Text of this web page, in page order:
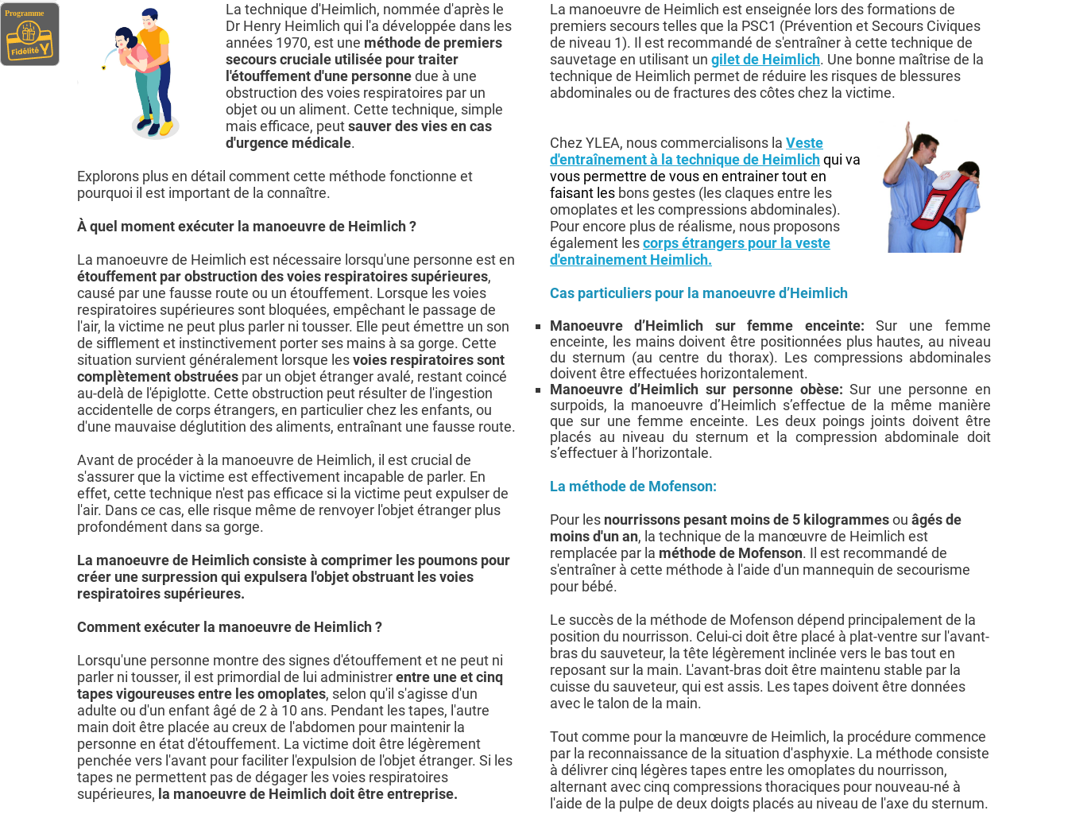
La technique d'Heimlich, nommée d'après le
Dr Henry Heimlich qui l'a développée dans les
années 1970, est une méthode de premiers
secours cruciale utilisée pour traiter
l'étouffement d'une personnedue à une
obstruction des voies respiratoires par un
objet ou un aliment. Cette technique, simple
mais efficace, peutsauver des vies en cas
d'urgence médicale.
Explorons plus en détail comment cette méthode fonctionne et
pourquoi il est important de la connaître.
À quel moment exécuter la manoeuvre de Heimlich ?
La manoeuvre de Heimlich est nécessaire lorsqu'une personne est en
étouffement par obstruction des voies respiratoires supérieures,
causé par une fausse route ou un étouffement. Lorsque les voies
respiratoires supérieures sont bloquées, empêchant le passage de
l'air, la victime ne peut plus parler ni tousser. Elle peut émettre un son
de sifflement et instinctivement porter ses mains à sa gorge. Cette
situation survient généralement lorsque lesvoies respiratoires sont
complètement obstruées par un objet étranger avalé, restant coincé
au-delà de l'épiglotte. Cette obstruction peut résulter de l'ingestion
accidentelle de corps étrangers, en particulier chez les enfants, ou
d'une mauvaise déglutition des aliments, entraînant une fausse route.
Avant de procéder à la manoeuvre de Heimlich, il est crucial de
s'assurer que la victime est effectivement incapable de parler. En
effet, cette technique n'est pas efficace si la victime peut expulser de
l'air. Dans ce cas, elle risque même de renvoyer l'objet étranger plus
profondément dans sa gorge.
La manoeuvre de Heimlich consiste à comprimer les poumons pour
créer une surpression qui expulsera l'objet obstruant les voies
respiratoires supérieures.
Comment exécuter la manoeuvre de Heimlich ?
Lorsqu'une personne montre des signes d'étouffement et ne peut ni
parler ni tousser, il est primordial de lui administrerentre une et cinq
tapes vigoureuses entre les omoplates, selon qu'il s'agisse d'un
adulte ou d'un enfant âgé de 2 à 10 ans. Pendant les tapes, l'autre
main doit être placée au creux de l'abdomen pour maintenir la
personne en état d'étouffement. La victime doit être légèrement
penchée vers l'avant pour faciliter l'expulsion de l'objet étranger. Si les
tapes ne permettent pas de dégager les voies respiratoires
supérieures, la manoeuvre de Heimlich doit être entreprise.
La manoeuvre de Heimlich est enseignée lors des formations de
premiers secours telles que la PSC1 (Prévention et Secours Civiques
de niveau 1). Il est recommandé de s'entraîner à cette technique de
sauvetage en utilisant un gilet de Heimlich. Une bonne maîtrise de la
technique de Heimlich permet de réduire les risques de blessures
abdominales ou de fractures des côtes chez la victime.
Chez YLEA, nous commercialisons la Veste
d'entraînement à la technique de Heimlichqui va
vous permettre de vous en entrainer tout en
faisant les bons gestes (les claques entre les
omoplates et les compressions abdominales).
Pour encore plus de réalisme, nous proposons
également lescorpsétrangers pour la veste
d'entrainement Heimlich.
Cas particuliers pour la manoeuvre d’Heimlich
Manoeuvre d’Heimlich sur femme enceinte: Sur une femme
enceinte, les mains doivent être positionnées plus hautes, au niveau
du sternum (au centre du thorax). Les compressions abdominales
doivent être effectuées horizontalement.
Manoeuvre d’Heimlich sur personne obèse: Sur une personne en
surpoids, la manoeuvre d’Heimlich s’effectue de la même manière
que sur une femme enceinte. Les deux poings joints doivent être
placés au niveau du sternum et la compression abdominale doit
s’effectuer à l’horizontale.
La méthode de Mofenson:
Pour les nourrissons pesant moins de 5 kilogrammesou âgés de
moins d'un an, la technique de la manœuvre de Heimlich est
remplacée par la méthode de Mofenson. Il est recommandé de
s'entraîner à cette méthode à l'aide d'un mannequin de secourisme
pour bébé.
Le succès de la méthode de Mofenson dépend principalement de la
position du nourrisson. Celui-ci doit être placé à plat-ventre sur l'avant-
bras du sauveteur, la tête légèrement inclinée vers le bas tout en
reposant sur la main. L'avant-bras doit être maintenu stable par la
cuisse du sauveteur, qui est assis. Les tapes doivent être données
avec le talon de la main.
Tout comme pour la manœuvre de Heimlich, la procédure commence
par la reconnaissance de la situation d'asphyxie. La méthode consiste
à délivrer cinq légères tapes entre les omoplates du nourrisson,
alternant avec cinq compressions thoraciques pour nouveau-né à
l'aide de la pulpe de deux doigts placés au niveau de l'axe du sternum.